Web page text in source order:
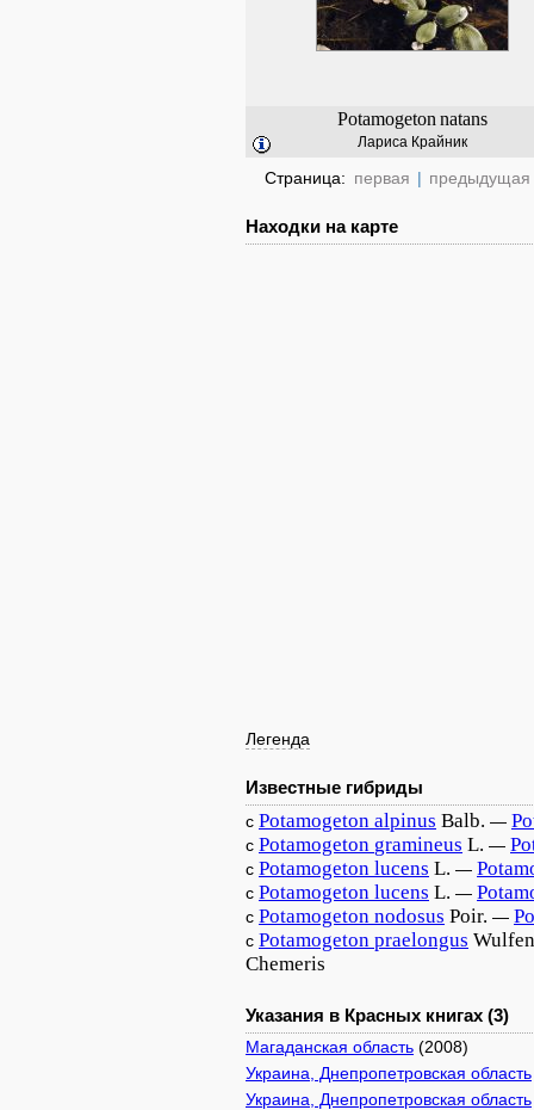
Potamogeton natans
Лариса Крайник
Страница: первая | предыдущая
Находки на карте
Легенда
Известные гибриды
с Potamogeton alpinus Balb. —
с Potamogeton gramineus L. —
с Potamogeton lucens L. —
с Potamogeton lucens L. —
с Potamogeton nodosus Poir. —
с Potamogeton praelongus Wulfen
Chemeris
Указания в Красных книгах (3)
Магаданская область (2008)
Украина, Днепропетровская область
Украина, Днепропетровская область